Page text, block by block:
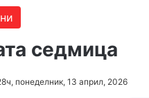
седмица
понеделник, 13 април, 2026